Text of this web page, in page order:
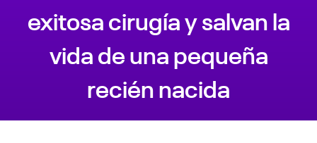
exitosa cirugía y salvan la
vida de una pequeña
recién nacida